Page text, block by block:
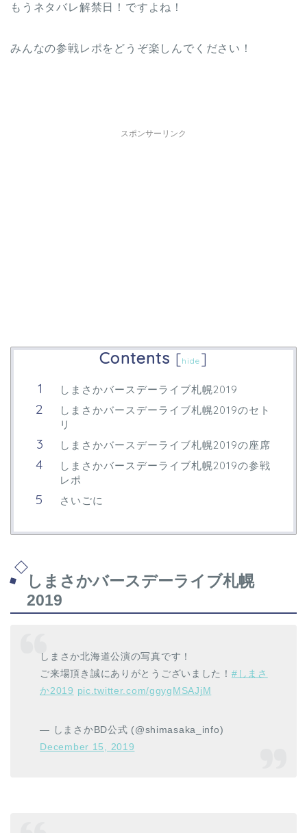
もうネタバレ解禁日！ですよね！
みんなの参戦レポをどうぞ楽しんでください！
スポンサーリンク
Contents [hide ]
しまさかバースデーライブ札幌2019
しまさかバースデーライブ札幌2019のセト
リ
しまさかバースデーライブ札幌2019の座席
しまさかバースデーライブ札幌2019の参戦
レポ
さいごに
しまさかバースデーライブ札幌
2019
しまさか北海道公演の写真です！
ご来場頂き誠にありがとうございました！ #しまさ
か2019 pic.twitter.com/ggygMSAJjM
— しまさかBD公式 (@shimasaka_info)
December 15, 2019